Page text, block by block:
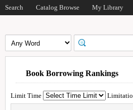
Search Catalog Browse My Library
Book Borrowing Rankings
Limit Time